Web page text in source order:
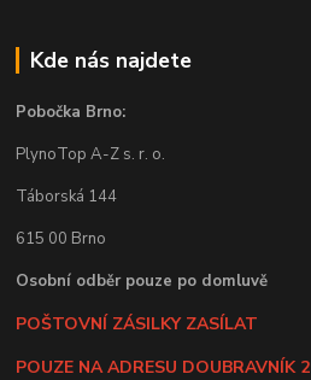
Kde nás najdete
Pobočka Brno:
PlynoTop A-Z s. r. o.
Táborská 144
615 00 Brno
Osobní odběr pouze po domluvě
POŠTOVNÍ ZÁSILKY ZASÍLAT
POUZE NA ADRESU DOUBRAVNÍK